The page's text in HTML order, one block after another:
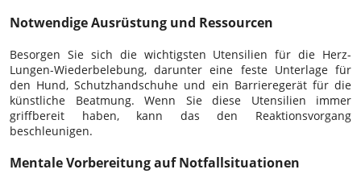
Notwendige Ausrüstung und Ressourcen
Besorgen Sie sich die wichtigsten Utensilien für die Herz-
Lungen-Wiederbelebung, darunter eine feste Unterlage für
den Hund, Schutzhandschuhe und ein Barrieregerät für die
künstliche Beatmung. Wenn Sie diese Utensilien immer
griffbereit haben, kann das den Reaktionsvorgang
beschleunigen.
Mentale Vorbereitung auf Notfallsituationen